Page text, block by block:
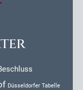
Düsseldorfer Tabelle